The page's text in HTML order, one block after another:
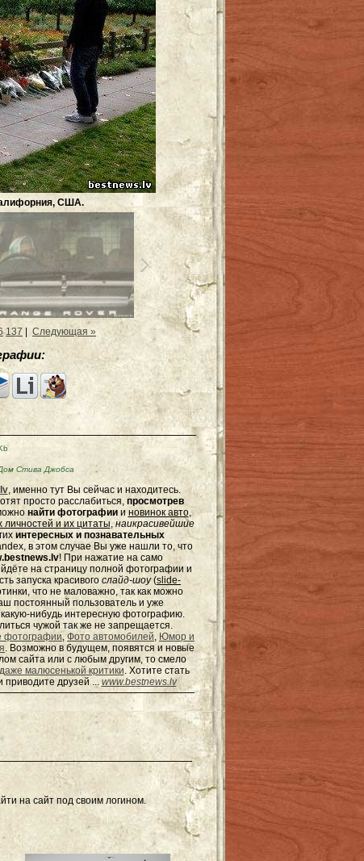
США.
137 Следующая »
Стива Джобса
, именно тут Вы сейчас и находитесь.
просто расслабиться, просмотрев
найти фотографиииновинок авто,
личностей и их цитаты,наикрасивейшие
интересных и познавательных
в этом случае Вы уже нашли то, что
! При нажатие на само
на страницу полной фотографии и
запуска красивого слайд-шоу(slide-
что не маловажно, так как можно
постоянный пользователь и уже
какую-нибудь интересную фотографию.
чужой так же не запрещается.
фотографии, Фото автомобилей, Юмор и
. Возможно в будущем, появятся и новые
сайта или с любым другим, то смело
малюсенькой критики. Хотите стать
приводите друзей ... www.bestnews.lv
на сайт под своим логином.